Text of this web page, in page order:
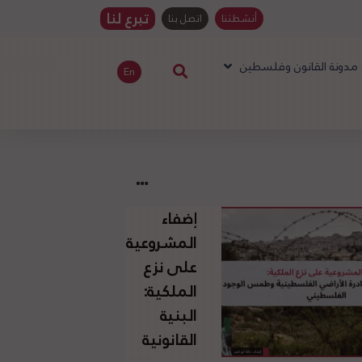
أنشطتنا اتصل بنا تبرع لنا
مدونة القانون وفلسطين En
إضفاء
المشروعية
على نزع
الملكية:
البنية
القانونية